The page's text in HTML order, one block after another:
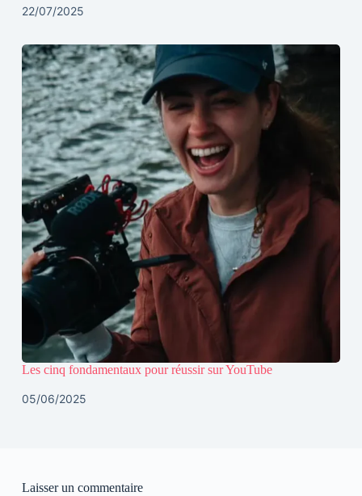
22/07/2025
Les cinq fondamentaux pour réussir sur YouTube
05/06/2025
Laisser un commentaire